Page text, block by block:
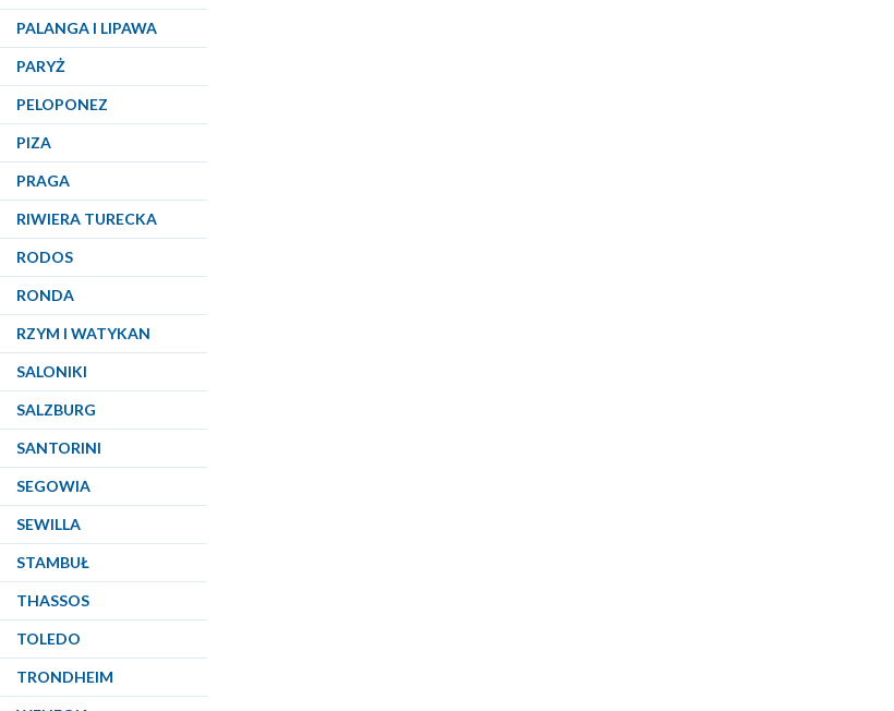
PALANGA I LIPAWA
PARYŻ
PELOPONEZ
PIZA
PRAGA
RIWIERA TURECKA
RODOS
RONDA
RZYM I WATYKAN
SALONIKI
SALZBURG
SANTORINI
SEGOWIA
SEWILLA
STAMBUŁ
THASSOS
TOLEDO
TRONDHEIM